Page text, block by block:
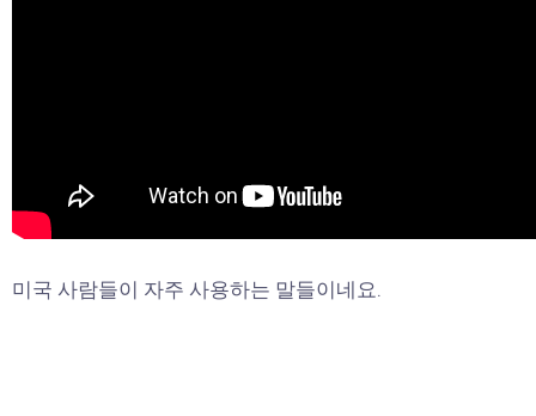
미국 사람들이 자주 사용하는 말들이네요.